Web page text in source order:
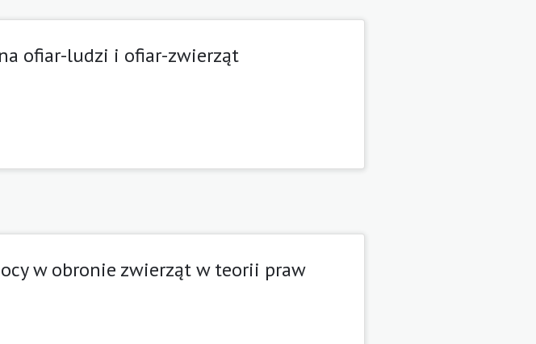
ofiar-ludzi i ofiar-zwierząt
w obronie zwierząt w teorii praw